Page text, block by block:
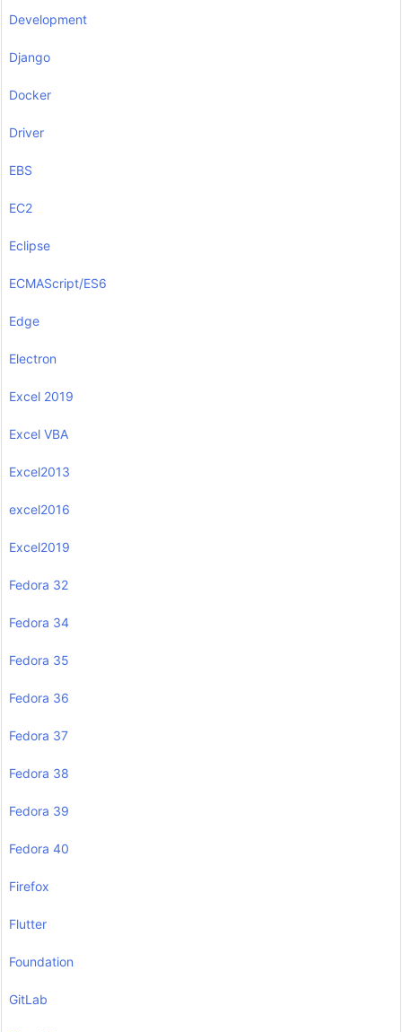
Development
Django
Docker
Driver
EBS
EC2
Eclipse
ECMAScript/ES6
Edge
Electron
Excel 2019
Excel VBA
Excel2013
excel2016
Excel2019
Fedora 32
Fedora 34
Fedora 35
Fedora 36
Fedora 37
Fedora 38
Fedora 39
Fedora 40
Firefox
Flutter
Foundation
GitLab